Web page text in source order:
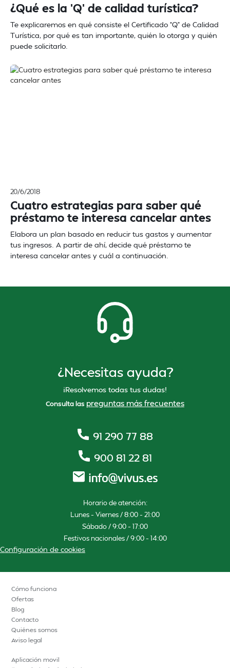
¿Qué es la 'Q' de calidad turística?
Te explicaremos en qué consiste el Certificado “Q” de Calidad
Turística, por qué es tan importante, quién lo otorga y quién
puede solicitarlo.
20/6/2018
Cuatro estrategias para saber qué
préstamo te interesa cancelar antes
Elabora un plan basado en reducir tus gastos y aumentar
tus ingresos. A partir de ahí, decide qué préstamo te
interesa cancelar antes y cuál a continuación.
¿Necesitas ayuda?
¡Resolvemos todas tus dudas!
Consulta las preguntas más frecuentes
91 290 77 88
900 81 22 81
Horario de atención:
Lunes – Viernes / 8:00 – 21:00
Sábado / 9:00 – 17:00
Festivos nacionales / 9:00 – 14:00
Configuración de cookies
Cómo funciona
Ofertas
Blog
Contacto
Quiénes somos
Aviso legal
Aplicación movil